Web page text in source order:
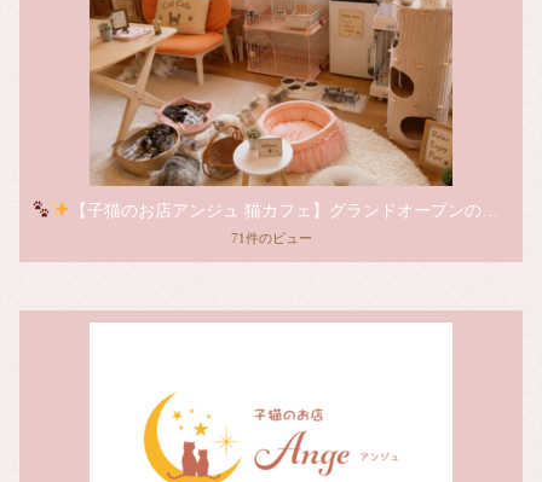
【子猫のお店アンジュ 猫カフェ】グランドオープンのお知らせ
71件のビュー